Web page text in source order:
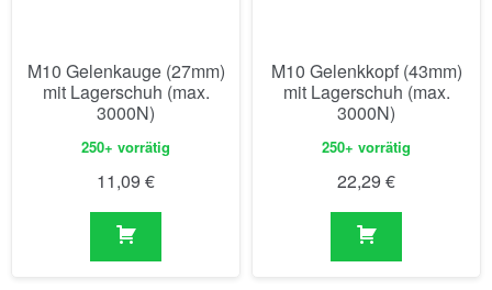
M10 Gelenkauge (27mm)
mit Lagerschuh (max.
3000N)
250+ vorrätig
11,09 €
M10 Gelenkkopf (43mm)
mit Lagerschuh (max.
3000N)
250+ vorrätig
22,29 €